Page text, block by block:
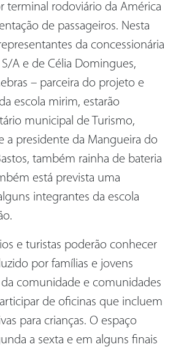
terminal rodoviário da América
de passageiros. Nesta
da concessionária
A e de Célia Domingues,
– parceira do projeto e
escola mirim, estarão
municipal de Turismo,
a presidente da Mangueira do
também rainha de bateria
está prevista uma
integrantes da escola
e turistas poderão conhecer
por famílias e jovens
comunidade e comunidades
de oficinas que incluem
para crianças. O espaço
a sexta e em alguns finais